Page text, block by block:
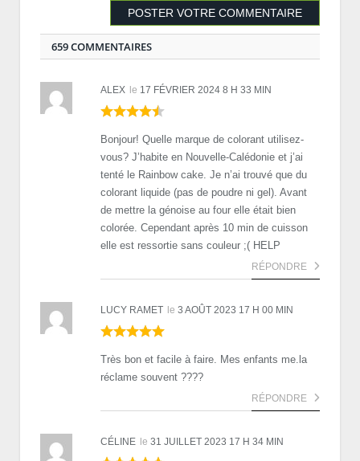
659 COMMENTAIRES
ALEX le 17 FÉVRIER 2024 8 H 33 MIN
Bonjour! Quelle marque de colorant utilisez-
vous? J’habite en Nouvelle-Calédonie et j’ai
tenté le Rainbow cake. Je n’ai trouvé que du
colorant liquide (pas de poudre ni gel). Avant
de mettre la génoise au four elle était bien
colorée. Cependant après 10 min de cuisson
elle est ressortie sans couleur ;( HELP
RÉPONDRE
LUCY RAMET le 3 AOÛT 2023 17 H 00 MIN
Très bon et facile à faire. Mes enfants me.la
réclame souvent ????
RÉPONDRE
CÉLINE le 31 JUILLET 2023 17 H 34 MIN